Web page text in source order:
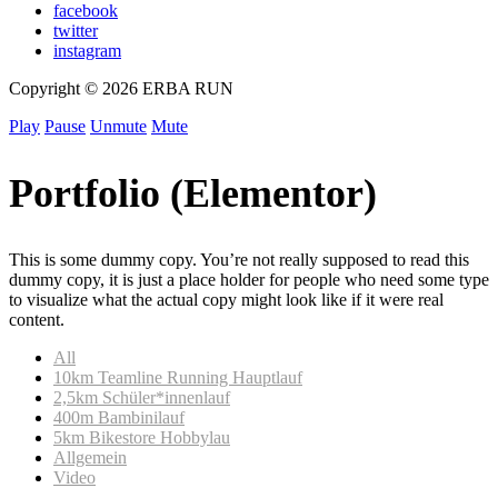
facebook
twitter
instagram
Copyright © 2026 ERBA RUN
Play Pause Unmute Mute
Portfolio (Elementor)
This is some dummy copy. You’re not really supposed to read this
dummy copy, it is just a place holder for people who need some type
to visualize what the actual copy might look like if it were real
content.
All
10km Teamline Running Hauptlauf
2,5km Schüler*innenlauf
400m Bambinilauf
5km Bikestore Hobbylau
Allgemein
Video